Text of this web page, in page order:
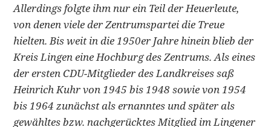
Allerdings folgte ihm nur ein Teil der Heuerleute,
von denen viele der Zentrumspartei die Treue
hielten. Bis weit in die 1950er Jahre hinein blieb der
Kreis Lingen eine Hochburg des Zentrums. Als eines
der ersten CDU-Mitglieder des Landkreises saß
Heinrich Kuhr von 1945 bis 1948 sowie von 1954
bis 1964 zunächst als ernanntes und später als
gewähltes bzw. nachgerücktes Mitglied im Lingener